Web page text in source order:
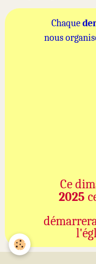
Chaque
nous
Ce
2025